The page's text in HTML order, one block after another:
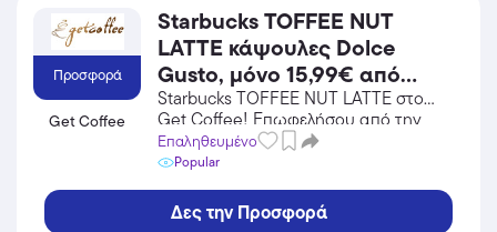
Προσφορά
Get Coffee
Starbucks TOFFEE NUT
LATTE κάψουλες Dolce
Gusto, μόνο 15,99€ από
23,97€! Ισχύει μέχρι
εξαντλήσεως των
αποθεμάτων.
Starbucks TOFFEE NUT LATTE στο
Get Coffee! Επωφελήσου από την
προσφορά σε Φαγητό / Ποτό του Get
Coffee και κέρδισε από τις εκπτώσεις!
Επαληθευμένο
Popular
Δες την Προσφορά